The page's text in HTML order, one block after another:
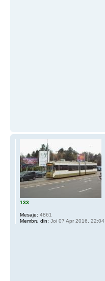
133
Mesaje: 4861
Membru din: Joi 07 Apr 2016, 22:04